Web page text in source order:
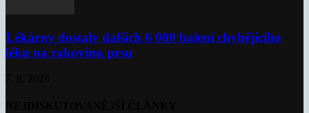
Lékárny dostaly dalších 6 000 balení chybějícího
léku na rakovinu prsu